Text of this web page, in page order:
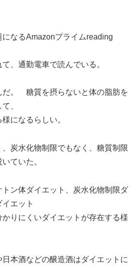
なるAmazonプライムreading
、通勤電車で読んでいる。
。 糖質を摂らないと体の脂肪を
、
になるらしい。
炭水化物制限でもなく、糖質制限
ていた。
ン体ダイエット、炭水化物制限ダ
エット
りにくいダイエットが存在する様
本酒などの醸造酒はダイエットに